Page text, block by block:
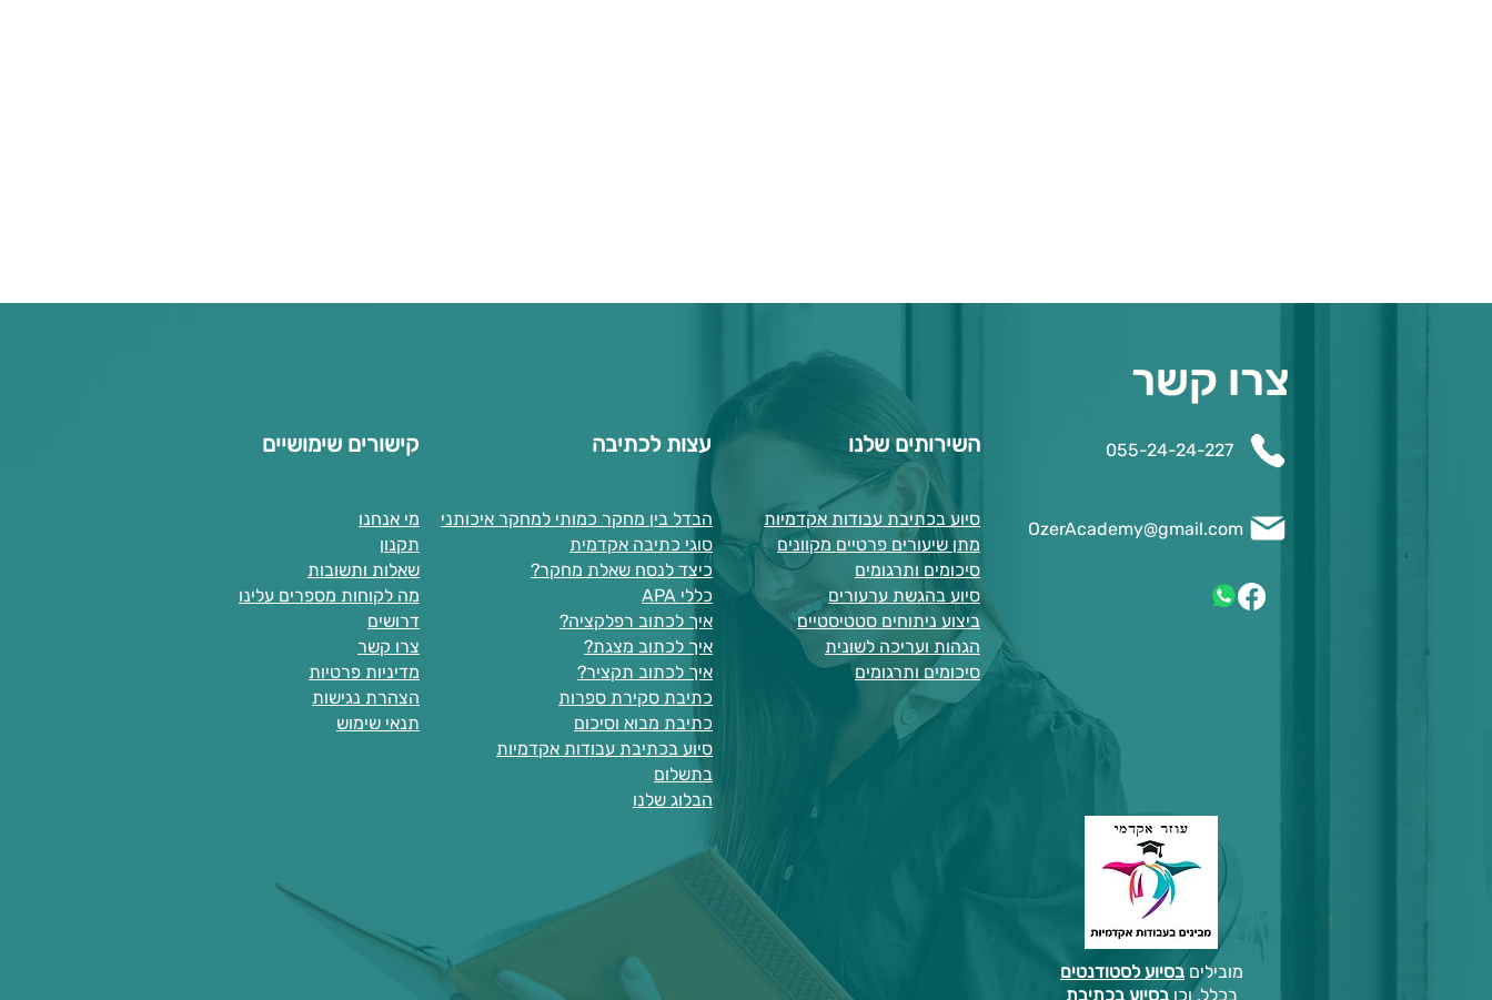
קישורים שימושיים
מי אנחנו
תקנון
שאלות ותשובות
מה לקוחות מספרים עלינו
דרושים
צרו קשר
מדיניות פרטיות
הצהרת נגישות
תנאי שימוש
עצות לכתיבה
הבדל בין מחקר כמותי למחקר איכותני
סוגי כתיבה אקדמית
כיצד לנסח שאלת מחקר?
כללי APA
איך לכתוב רפלקציה?
איך לכתוב מצגת?
איך לכתוב תקציר?
כתיבת סקירת ספרות
כתיבת מבוא וסיכום
סיוע בכתיבת עבודות אקדמיות
בתשלום
הבלוג שלנו
השירותים שלנו
סיוע בכתיבת עבודות אקדמיות
מתן שיעורים פרטיים מקוונים
סיכומים ותרגומים
סיוע בהגשת ערעורים
ביצוע ניתוחים סטטיסטיים
הגהות ועריכה לשונית
סיכומים ותרגומים
055-24-24-227
OzerAcademy@gmail.com
מובילים בסיוע לסטודנטים
בכלל, וכן בסיוע בכתיבת
צרו קשר